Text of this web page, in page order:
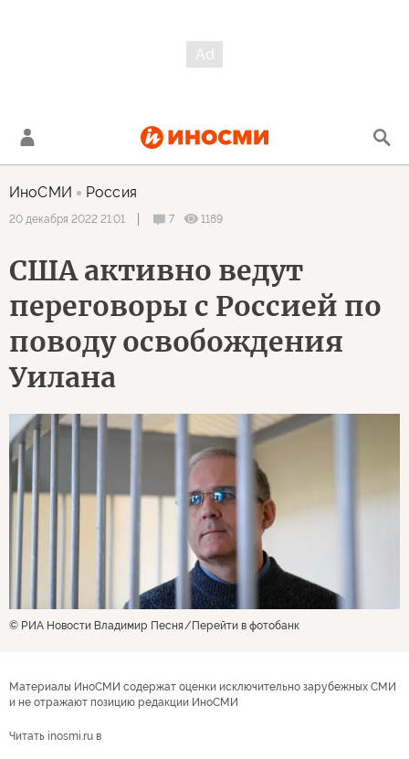
ИноСМИ Россия
20 декабря 2022 21:01 7 1189
США активно ведут
переговоры с Россией по
поводу освобождения
Уилана
© РИА Новости Владимир Песня Перейти в фотобанк
Материалы ИноСМИ содержат оценки исключительно зарубежных СМИ
и не отражают позицию редакции ИноСМИ
Читать inosmi.ru в